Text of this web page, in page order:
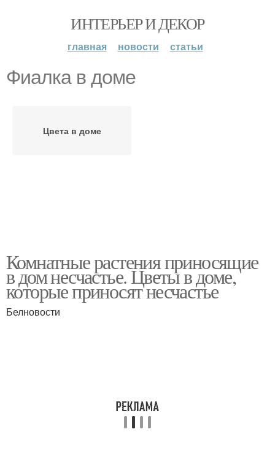
ИНТЕРЬЕР И ДЕКОР
главная новости статьи
Фиалка в доме
Цвета в доме
Комнатные растения приносящие
в дом несчастье. Цветы в доме,
которые приносят несчастье
Белновости